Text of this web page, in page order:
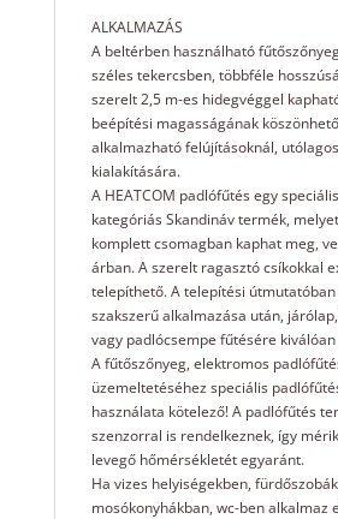
ALKALMAZÁS
A beltérben használható
széles tekercsben, többféle
szerelt 2,5 m-es hidegvéggel
beépítési magasságának
alkalmazható felújításoknál,
kialakítására.
A HEATCOM padlófűtés egy
kategóriás Skandináv termék,
komplett csomagban kaphat meg,
árban. A szerelt ragasztó csíkokkal
telepíthető. A telepítési
szakszerű alkalmazása után,
vagy padlócsempe fűtésére
A fűtőszőnyeg, elektromos
üzemeltetéséhez speciális
használata kötelező! A padlófűtés
szenzorral is rendelkeznek, így
levegő hőmérsékletét egyaránt.
Ha vizes helyiségekben,
mosókonyhákban, wc-ben alkalmaz